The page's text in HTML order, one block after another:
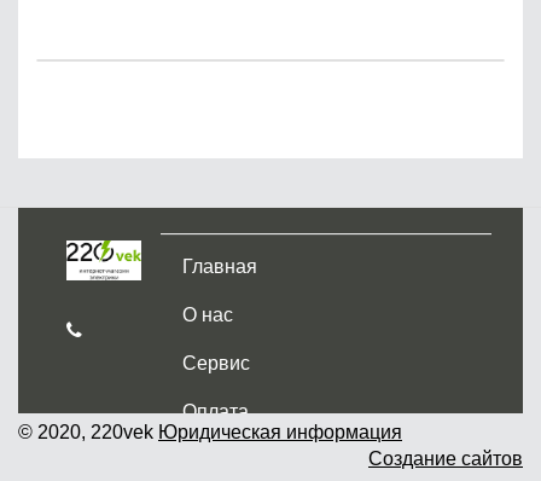
Главная
О нас
Сервис
Оплата
Доставка и самовывоз
© 2020, 220vek Юридическая информация
Создание сайтов